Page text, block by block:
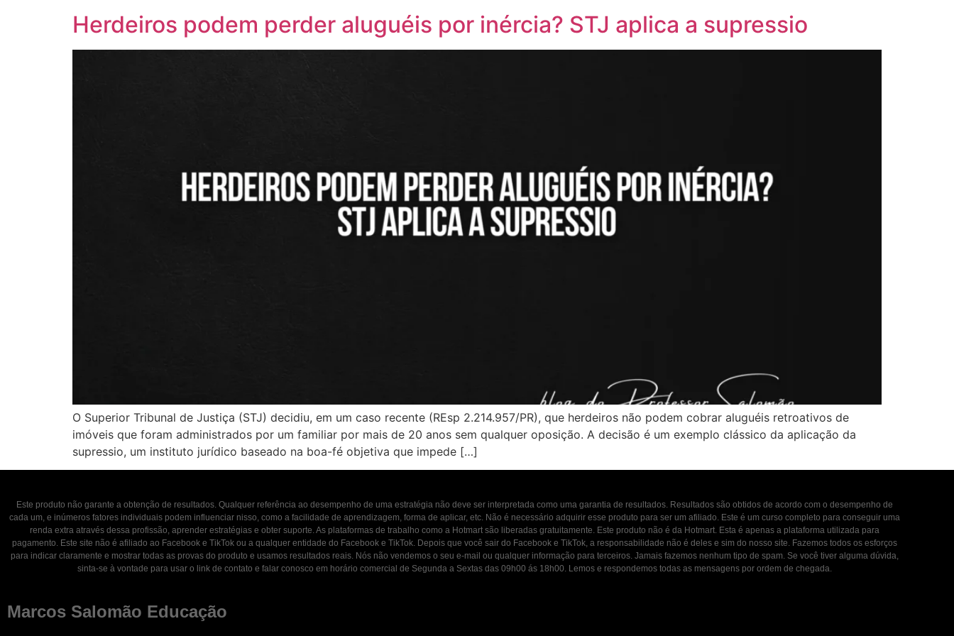
Herdeiros podem perder aluguéis por inércia? STJ aplica a supressio
O Superior Tribunal de Justiça (STJ) decidiu, em um caso recente (REsp 2.214.957/PR), que herdeiros não podem cobrar aluguéis retroativos de
imóveis que foram administrados por um familiar por mais de 20 anos sem qualquer oposição. A decisão é um exemplo clássico da aplicação da
supressio, um instituto jurídico baseado na boa-fé objetiva que impede […]
Este produto não garante a obtenção de resultados. Qualquer referência ao desempenho de uma estratégia não deve ser interpretada como uma garantia de resultados. Resultados são obtidos de acordo com o desempenho de
cada um, e inúmeros fatores individuais podem influenciar nisso, como a facilidade de aprendizagem, forma de aplicar, etc. Não é necessário adquirir esse produto para ser um afiliado. Este é um curso completo para conseguir uma
renda extra através dessa profissão, aprender estratégias e obter suporte. As plataformas de trabalho como a Hotmart são liberadas gratuitamente. Este produto não é da Hotmart. Esta é apenas a plataforma utilizada para
pagamento. Este site não é afiliado ao Facebook e TikTok ou a qualquer entidade do Facebook e TikTok. Depois que você sair do Facebook e TikTok, a responsabilidade não é deles e sim do nosso site. Fazemos todos os esforços
para indicar claramente e mostrar todas as provas do produto e usamos resultados reais. Nós não vendemos o seu e-mail ou qualquer informação para terceiros. Jamais fazemos nenhum tipo de spam. Se você tiver alguma dúvida,
sinta-se à vontade para usar o link de contato e falar conosco em horário comercial de Segunda a Sextas das 09h00 ás 18h00. Lemos e respondemos todas as mensagens por ordem de chegada.
Marcos Salomão Educação